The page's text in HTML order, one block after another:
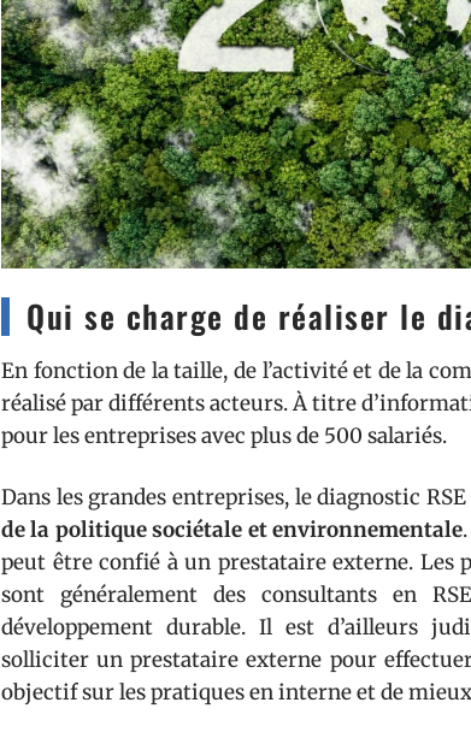
Qui se charge de réaliser le
En fonction de la taille, de l’activité et de la
réalisé par différents acteurs. À titre
pour les entreprises avec plus de 500 salariés.
Dans les grandes entreprises, le diagnostic
de la politique sociétale et environnementale
peut être confié à un prestataire externe. Les
sont généralement des consultants en
développement durable. Il est d’ailleurs
solliciter un prestataire externe pour
objectif sur les pratiques en interne et de